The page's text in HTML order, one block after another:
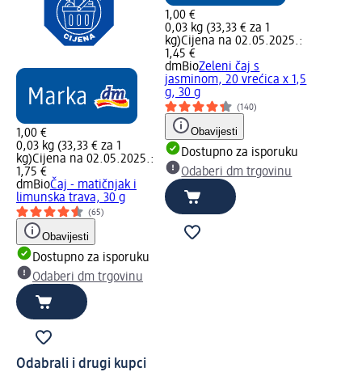
1,00 €
0,03 kg (33,33 € za 1
kg)Cijena na 02.05.2025.:
1,75 €
dmBioČaj - matičnjak i
limunska trava, 30 g
(65)
Obavijesti
Dostupno za isporuku
Odaberi dm trgovinu
1,00 €
0,03 kg (33,33 € za 1
kg)Cijena na 02.05.2025.:
1,45 €
dmBioZeleni čaj s
jasminom, 20 vrećica x 1,5
g, 30 g
(140)
Obavijesti
Dostupno za isporuku
Odaberi dm trgovinu
Odabrali i drugi kupci